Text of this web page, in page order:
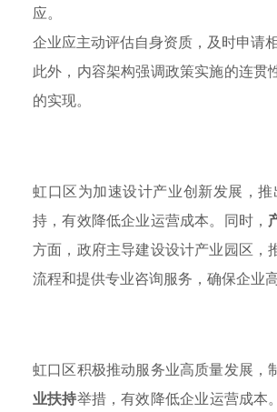
应。
企业应主动评估自身资质，及时申请
此外，内容架构强调政策实施的连
的实现。
虹口区为加速设计产业创新发展，
持，有效降低企业运营成本。同时，
方面，政府主导建设设计产业园区
流程和提供专业咨询服务，确保企业
虹口区积极推动服务业高质量发展
业扶持举措，有效降低企业运营成本